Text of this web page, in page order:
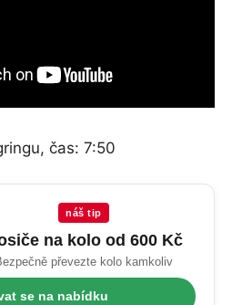
čas: 7:50
náš tip
na kolo od 600 Kč
převezte kolo kamkoliv
se na nabídku